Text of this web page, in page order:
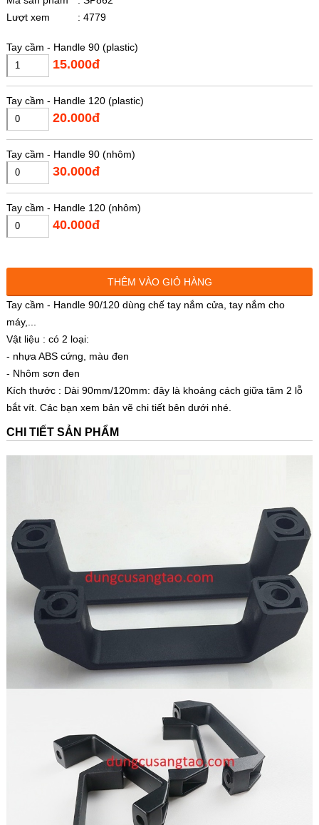
Lượt xem
: 4779
Tay cầm - Handle 90 (plastic)
15.000đ
Tay cầm - Handle 120 (plastic)
20.000đ
Tay cầm - Handle 90 (nhôm)
30.000đ
Tay cầm - Handle 120 (nhôm)
40.000đ
THÊM VÀO GIỎ HÀNG
Tay cầm - Handle 90/120 dùng chế tay nắm cửa, tay nắm cho
máy,...
Vật liệu : có 2 loại:
- nhựa ABS cứng, màu đen
- Nhôm sơn đen
Kích thước : Dài 90mm/120mm: đây là khoảng cách giữa tâm 2 lỗ
bắt vít. Các bạn xem bản vẽ chi tiết bên dưới nhé.
CHI TIẾT SẢN PHẨM